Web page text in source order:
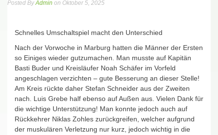
Posted ByAdmin on Oktober 5, 2025
Schnelles Umschaltspiel macht den Unterschied
Nach der Vorwoche in Marburg hatten die Männer der Ersten
so Einiges wieder gutzumachen. Man musste auf Kapitän
Basti Buder und Kreisläufer Noah Schäfer im Vorfeld
angeschlagen verzichten – gute Besserung an dieser Stelle!
Am Kreis rückte daher Stefan Schneider aus der Zweiten
nach. Luis Grebe half ebenso auf Außen aus. Vielen Dank für
die wichtige Unterstützung! Man konnte jedoch auch auf
Rückkehrer Niklas Zohles zurückgreifen, welcher aufgrund
der muskulären Verletzung nur kurz, jedoch wichtig in die